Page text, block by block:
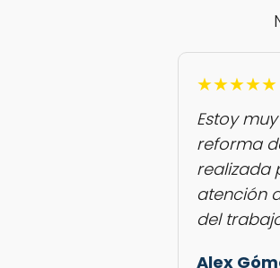
★★★★★
Estoy
reforma
realizada
atención
del
Alex